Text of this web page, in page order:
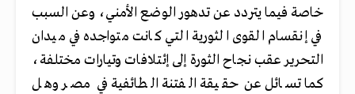
خاصة فيما يتردد عن تدهور الوضع الأمني، وعن السبب
في إنقسام القوى الثورية التي كانت متواجده في ميدان
التحرير عقب نجاح الثورة إلى إئتلافات وتيارات مختلفة،
كما تسائل عن حقيقة الفتنة الطائفية في مصر وهل